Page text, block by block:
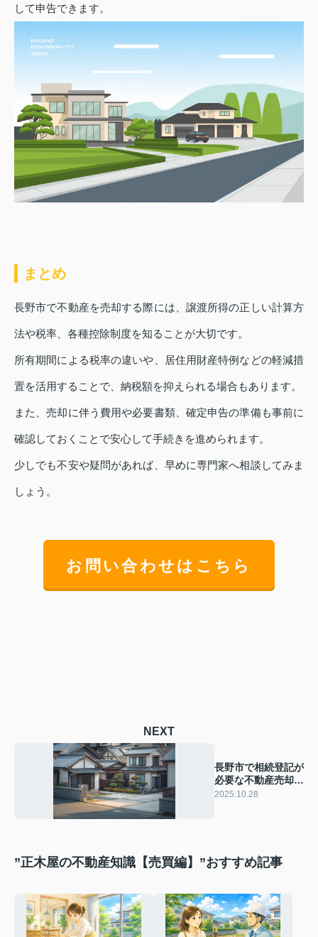
して申告できます。
まとめ
長野市で不動産を売却する際には、譲渡所得の正しい計算方
法や税率、各種控除制度を知ることが大切です。
所有期間による税率の違いや、居住用財産特例などの軽減措
置を活用することで、納税額を抑えられる場合もあります。
また、売却に伴う費用や必要書類、確定申告の準備も事前に
確認しておくことで安心して手続きを進められます。
少しでも不安や疑問があれば、早めに専門家へ相談してみま
しょう。
お問い合わせはこちら
NEXT
長野市で相続登記が
必要な不動産売却
は？手続きの流れや
2025.10.28
”正木屋の不動産知識【売買編】”おすすめ記事